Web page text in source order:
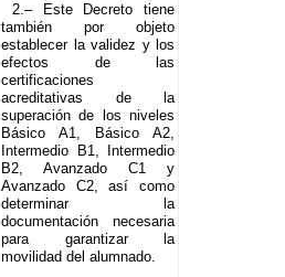
2.– Este Decreto tiene
también por objeto
establecer la validez y los
efectos de las
certificaciones
acreditativas de la
superación de los niveles
Básico A1, Básico A2,
Intermedio B1, Intermedio
B2, Avanzado C1 y
Avanzado C2, así como
determinar la
documentación necesaria
para garantizar la
movilidad del alumnado.